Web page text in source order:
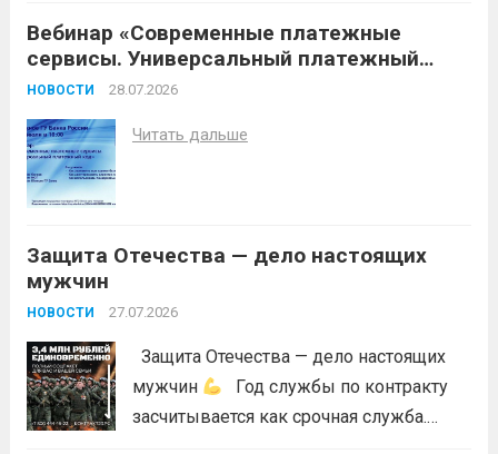
воздуха, отсутствие осадков,
порывистый ветер), в целях
недопущения ухудшения лесопожарной
возникновений чрезвычайных
Вебинар «Современные платежные
сервисы. Универсальный платежный
код»
НОВОСТИ 28.07.2026
Читать дальше
Защита Отечества — дело настоящих
мужчин
НОВОСТИ 27.07.2026
Защита Отечества — дело настоящих
мужчин
Год службы по контракту
засчитывается как срочная служба.